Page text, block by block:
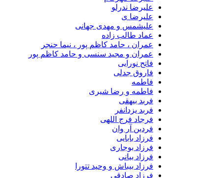
علیرضا ندرلو
علیرضا ی
علیشمس و مهدی جهانی
عماد طالب زاده
عمران ، حامد کاظم پور ، نیما حنجر
عمران و مجید سنسی و حامد کاظم پور
فاتح نورایی
فاروق جدلی
فاطمه
فاطمه و رضا شیری
فربد بیهقی
فربد یزدانفر
فرجاد فرج اللهی
فردین آر وان
فرزاد بابایی
فرزاد بوجاری
فرزاد بیانی
فرزاد بیباش و وحید تتورا
فرزاد صادقی